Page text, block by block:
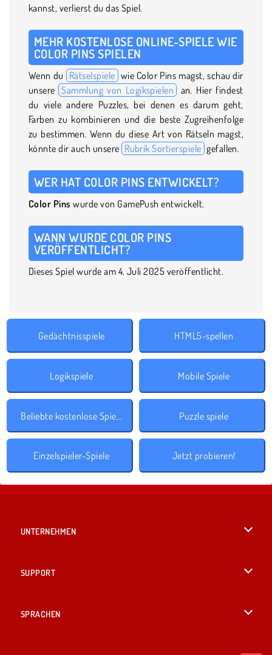
kannst, verlierst du das Spiel.
MEHR KOSTENLOSE ONLINE-SPIELE WIE
COLOR PINS SPIELEN
Wenn du Rätselspiele wie Color Pins magst, schau dir
unsere Sammlung von Logikspielen
an. Hier findest
du viele andere Puzzles, bei denen es darum geht,
Farben zu kombinieren und die beste Zugreihenfolge
zu bestimmen. Wenn du diese Art von Rätseln magst,
könnte dir auch unsere Rubrik Sortierspiele gefallen.
WER HAT COLOR PINS ENTWICKELT?
Color Pins wurde von GamePush entwickelt.
WANN WURDE COLOR PINS
VERÖFFENTLICHT?
Dieses Spiel wurde am 4. Juli 2025 veröffentlicht.
Gedächtnisspiele HTML5-spellen
Logikspiele Mobile Spiele
Beliebte kostenlose Spiele Puzzle spiele
Einzelspieler-Spiele Jetzt probieren!
UNTERNEHMEN
SUPPORT
SPRACHEN